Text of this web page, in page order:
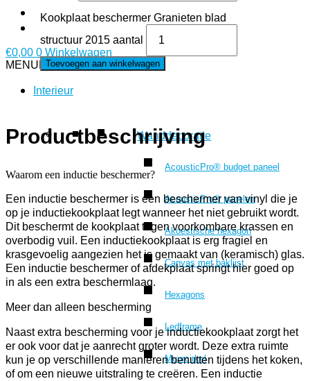
€0,00 0 Winkelwagen
MENU MENU
Interieur
Wanddecoratie
AcousticPro® budget paneel
AcousticPro® panelen
Akoestische hexagon
Canvas met baklijst
Hexagons
Ledframe
Muurcirkel
Kookplaat beschermer Granieten blad
structuur 2015 aantal
Toevoegen aan winkelwagen
Productbeschrijving
Waarom een inductie beschermer?
Een inductie beschermer is een beschermer van vinyl die je
op je inductiekookplaat legt wanneer het niet gebruikt wordt.
Dit beschermt de kookplaat tegen voorkombare krassen en
overbodig vuil. Een inductiekookplaat is erg fragiel en
krasgevoelig aangezien het is gemaakt van (keramisch) glas.
Een inductie beschermer of afdekplaat springt hier goed op
in als een extra beschermlaag.
Meer dan alleen bescherming
Naast extra bescherming voor je inductiekookplaat zorgt het
er ook voor dat je aanrecht groter wordt. Deze extra ruimte
kun je op verschillende manieren benutten tijdens het koken,
of om een nieuwe uitstraling te creëren. Een inductie